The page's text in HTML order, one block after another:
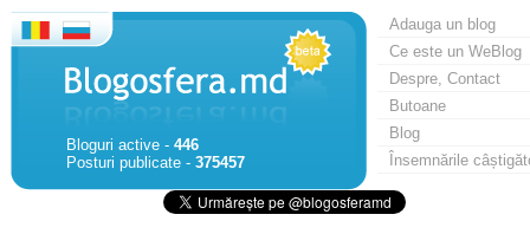
Bloguri active - 446
Posturi publicate - 375457
Adauga un blog
Ce este un WeBlog
Despre, Contact
Butoane
Blog
Însemnările